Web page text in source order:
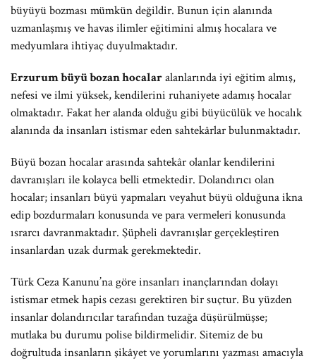
büyüyü bozması mümkün değildir. Bunun için alanında
uzmanlaşmış ve havas ilimler eğitimini almış hocalara ve
medyumlara ihtiyaç duyulmaktadır.
Erzurum büyü bozan hocalaralanlarında iyi eğitim almış,
nefesi ve ilmi yüksek, kendilerini ruhaniyete adamış hocalar
olmaktadır. Fakat her alanda olduğu gibi büyücülük ve hocalık
alanında da insanları istismar eden sahtekârlar bulunmaktadır.
Büyü bozan hocalar arasında sahtekâr olanlar kendilerini
davranışları ile kolayca belli etmektedir. Dolandırıcı olan
hocalar; insanları büyü yapmaları veyahut büyü olduğuna ikna
edip bozdurmaları konusunda ve para vermeleri konusunda
ısrarcı davranmaktadır. Şüpheli davranışlar gerçekleştiren
insanlardan uzak durmak gerekmektedir.
Türk Ceza Kanunu’na göre insanları inançlarından dolayı
istismar etmek hapis cezası gerektiren bir suçtur. Bu yüzden
insanlar dolandırıcılar tarafından tuzağa düşürülmüşse;
mutlaka bu durumu polise bildirmelidir. Sitemiz de bu
doğrultuda insanların şikâyet ve yorumlarını yazması amacıyla